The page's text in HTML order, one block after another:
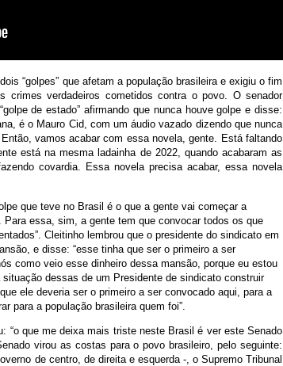
“golpes” que afetam a população brasileira e exigiu o fim
crimes verdadeiros cometidos contra o povo. O senador
de estado” afirmando que nunca houve golpe e disse:
é o Mauro Cid, com um áudio vazado dizendo que nunca
vamos acabar com essa novela, gente. Está faltando
está na mesma ladainha de 2022, quando acabaram as
covardia. Essa novela precisa acabar, essa novela
que teve no Brasil é o que a gente vai começar a
essa, sim, a gente tem que convocar todos os que
Cleitinho lembrou que o presidente do sindicato em
e disse: “esse tinha que ser o primeiro a ser
como veio esse dinheiro dessa mansão, porque eu estou
dessas de um Presidente de sindicato construir
ele deveria ser o primeiro a ser convocado aqui, para a
para a população brasileira quem foi”.
“o que me deixa mais triste neste Brasil é ver este Senado
virou as costas para o povo brasileiro, pelo seguinte:
de centro, de direita e esquerda -, o Supremo Tribunal